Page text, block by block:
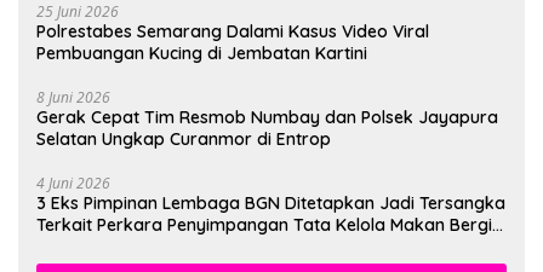
25 Juni 2026
Polrestabes Semarang Dalami Kasus Video Viral
Pembuangan Kucing di Jembatan Kartini
8 Juni 2026
Gerak Cepat Tim Resmob Numbay dan Polsek Jayapura
Selatan Ungkap Curanmor di Entrop
4 Juni 2026
3 Eks Pimpinan Lembaga BGN Ditetapkan Jadi Tersangka
Terkait Perkara Penyimpangan Tata Kelola Makan Bergizi